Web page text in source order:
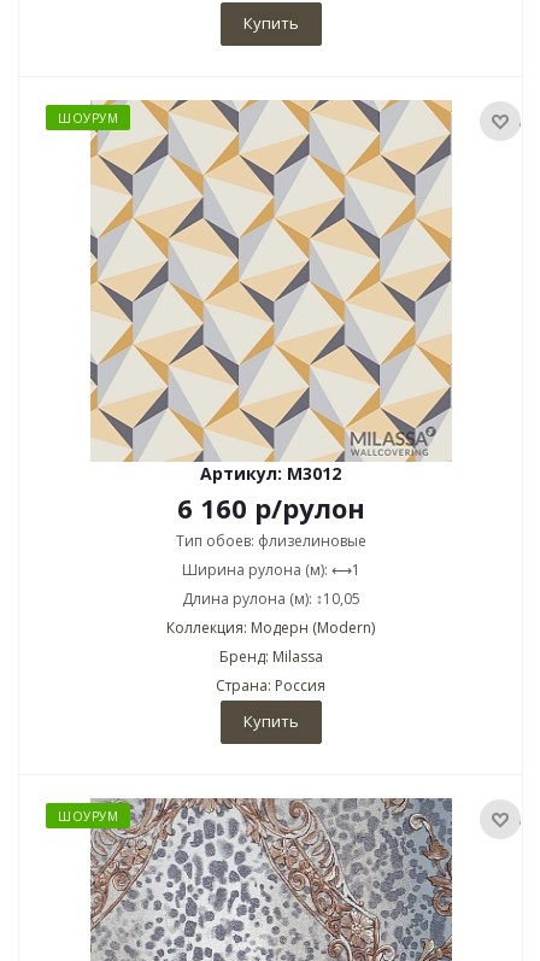
Купить
ШОУРУМ
Артикул: M3012
6 160 р/рулон
Тип обоев: флизелиновые
Ширина рулона (м): ⟷1
Длина рулона (м): ↕10,05
Коллекция: Модерн (Modern)
Бренд: Milassa
Страна: Россия
Купить
ШОУРУМ